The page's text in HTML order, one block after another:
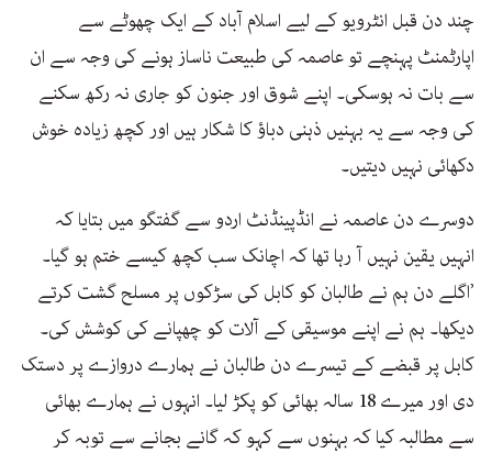
چند دن قبل انٹرویو کے لیے اسلام آباد کے ایک چھوٹے سے
اپارٹمنٹ پہنچے تو عاصمہ کی طبیعت ناساز ہونے کی وجہ سے ان
سے بات نہ ہوسکی۔ اپنے شوق اور جنون کو جاری نہ رکھ سکنے
کی وجہ سے یہ بہنیں ذہنی دباؤ کا شکار ہیں اور کچھ زیادہ خوش
دکھائی نہیں دیتیں۔
دوسرے دن عاصمہ نے انڈپینڈنٹ اردو سے گفتگو میں بتایا کہ
انہیں یقین نہیں آ رہا تھا کہ اچانک سب کچھ کیسے ختم ہو گیا۔
’اگلے دن ہم نے طالبان کو کابل کی سڑکوں پر مسلح گشت کرتے
دیکھا۔ ہم نے اپنے موسیقی کے آلات کو چھپانے کی کوشش کی۔
کابل پر قبضے کے تیسرے دن طالبان نے ہمارے دروازے پر دستک
دی اور میرے 18 سالہ بھائی کو پکڑ لیا۔ انہوں نے ہمارے بھائی
سے مطالبہ کیا کہ بہنوں سے کہو کہ گانے بجانے سے توبہ کر